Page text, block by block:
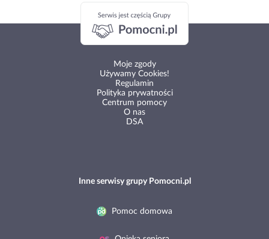
Moje zgody
Używamy Cookies!
Regulamin
Polityka prywatności
Centrum pomocy
O nas
DSA
Inne serwisy grupy Pomocni.pl
Pomoc domowa